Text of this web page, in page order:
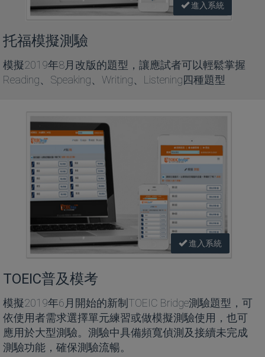
進入系統
托福模擬測驗
模擬2019年8月改版的題型，讓應試者可以輕鬆掌握
Reading、Speaking、Writing、Listening四種題型
進入系統
TOEIC普及模考
模擬2019年6月開始的新制TOEIC Bridge測驗題型，可
依使用者需求選擇單元練習或做模擬測驗使用，也可
應用於大型測驗。測驗中具備頻寬偵測及接續未完成
測驗功能，確保測驗流暢。